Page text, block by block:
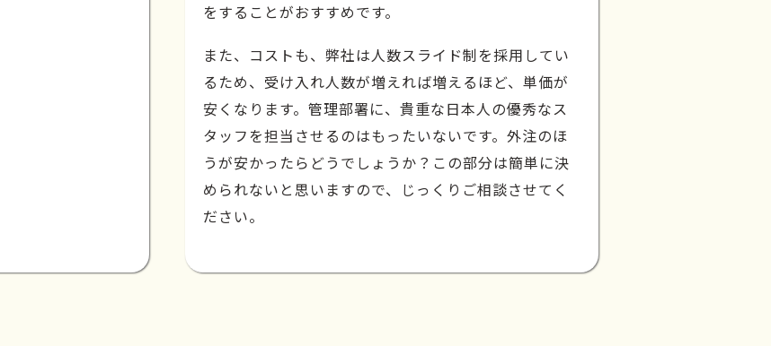
をすることがおすすめです。
また、コストも、弊社は人数スライド制を採用してい
るため、受け入れ人数が増えれば増えるほど、単価が
安くなります。管理部署に、貴重な日本人の優秀なス
タッフを担当させるのはもったいないです。外注のほ
うが安かったらどうでしょうか？この部分は簡単に決
められないと思いますので、じっくりご相談させてく
ださい。